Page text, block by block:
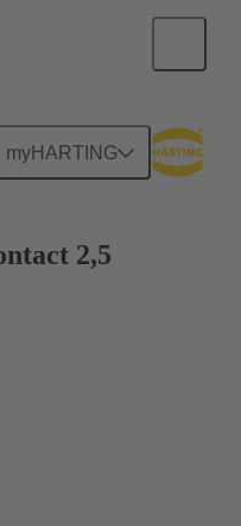
myHARTING
2,5